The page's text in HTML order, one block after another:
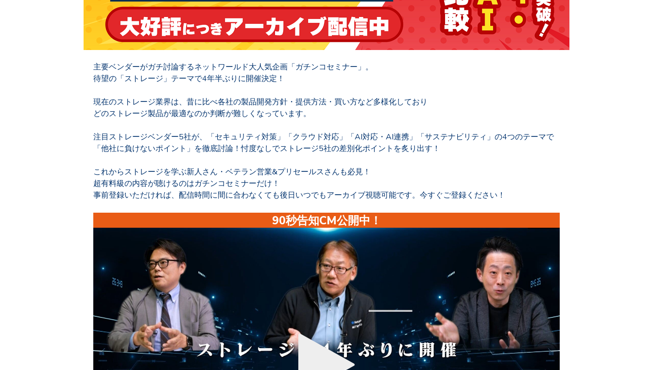
主要ベンダーがガチ討論するネットワールド大人気企画「ガチンコセミナー」。
待望の「ストレージ」テーマで4年半ぶりに開催決定！
現在のストレージ業界は、昔に比べ各社の製品開発方針・提供方法・買い方など多様化しており
どのストレージ製品が最適なのか判断が難しくなっています。
注目ストレージベンダー5社が、「セキュリティ対策」「クラウド対応」「AI対応・AI連携」「サステナビリティ」の4つのテーマで
「他社に負けないポイント」を徹底討論！忖度なしでストレージ5社の差別化ポイントを炙り出す！
これからストレージを学ぶ新人さん・ベテラン営業&プリセールスさんも必見！
超有料級の内容が聴けるのはガチンコセミナーだけ！
事前登録いただければ、配信時間に間に合わなくても後日いつでもアーカイブ視聴可能です。今すぐご登録ください！
90秒告知CM公開中！